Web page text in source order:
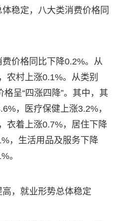
稳定，八大类消费价格同
价格同比下降0.2%。从
农村上涨0.1%。从类别
呈“四涨四降”。其中，其
，医疗保健上涨3.2%，
衣着上涨0.7%，居住下降
，生活用品及服务下降
。
，就业形势总体稳定